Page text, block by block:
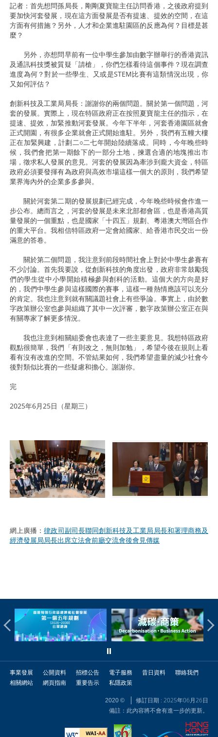
記者：首先想問孫局長，剛剛夏寶龍主任訪問香港，之後政府提到
要加快河套發展，現在這方面發展是否有提速、提效的空間，在這
方面有何措施？另外，人才和企業進駐園區的反應為何？目標是甚
麼？
另外，亦想問早前有一位中學生參加由數字辦舉行的香港資訊
及通訊科技獎被質疑「請槍」，你們怎樣看待這個事件？現在調查
進度為何？對於一些學生、又或是STEM比賽有這類情況出現，你
又如何評估？
創新科技及工業局局長：謝謝你的兩個問題。關於第一個問題，河
套的發展。實際上，現在特區政府正在按照夏寶龍主任的指示，在
提速、提效，加緊推動河套發展。今年下半年，河套香港園區就會
正式開園，有很多企業就會正式開始進駐。另外，我們有五幢大樓
正在加緊興建，計劃二○二七年開始陸續落成。同時，今年晚些時
候，我們會把第一期餘下的一部分土地，揀選合適的地塊推出市
場，徵求私人發展的意見。河套的發展因為牽涉到龐大資金，特區
政府必須要發揮有為政府與高效市場這樣一個大的原則，我們希望
業界海內外的企業多多參與。
關於河套第二期的發展規劃已經完成，今年晚些時候會作進一
步公布。總而言之，河套的發展是未來北部都會區，也是香港高質
量發展的一個重點，也是國家「十四五」規劃、粵港澳大灣區合作
的重大平台。我相信特區政府一定會給國家、給香港市民交出一份
滿意的答卷。
關於第二個問題，我注意到前段時間社會上對於中學生參賽有
不少討論。首先我要說，從創新科技的角度出發，政府非常鼓勵我
們的學生從中小學開始積極參與創科的活動。這個大的方向是好
的，我們中學生參與這樣國際的賽事，這樣一種熱情應該可以充分
的肯定。我也注意到就有關議題社會上有些爭論。事實上，由於數
字政策辦公室也參與組織了其中一次評審，數字政策辦公室正在與
有關專家了解更多情況。
我也注意到相關組委會也表達了一些主要意見。我想特區政府
觀點很簡單，我們「有則改之，無則加勉」，希望今後在規則上看
看有沒有改進的空間。不管結果如何，我們希望盡量的減少社會今
後對類似比賽的一些疑慮和擔心。謝謝你。
完
2025年6月25日（星期三）
網上廣播：律政司副司長聯同創新科技及工業局局長和署理商務及
經濟發展局局長出席立法會前廳交流會後會見傳媒
事業發展 公開資料 招標公告 電子服務 昔日資料
聯絡我們
相關網站
網頁指南 重要告示 私隱政策
2020 ©
修訂日期 : 2025年06月26日
備註：此內容將不會有進一步的更新。